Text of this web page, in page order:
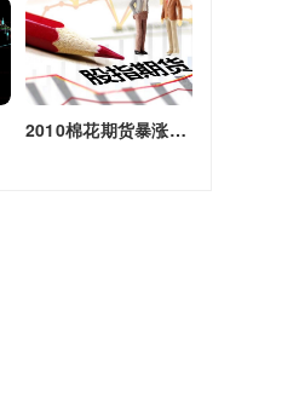
2010棉花期货暴涨原因(2010棉花期货暴涨原因是什么)